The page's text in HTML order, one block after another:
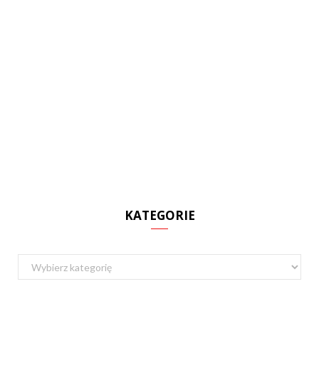
KATEGORIE
Kategorie